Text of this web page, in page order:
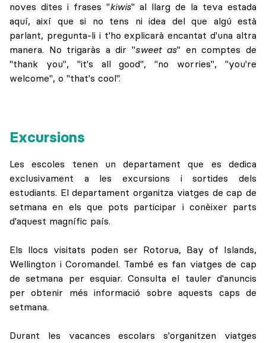
noves dites i frases "kiwis" al llarg de la teva estada
aquí, així que si no tens ni idea del que algú està
parlant, pregunta-li i t'ho explicarà encantat d'una altra
manera. No trigaràs a dir "sweet as" en comptes de
"thank you", "it's all good", "no worries", "you're
welcome", o "that's cool".
Excursions
Les escoles tenen un departament que es dedica
exclusivament a les excursions i sortides dels
estudiants. El departament organitza viatges de cap de
setmana en els que pots participar i conèixer parts
d'aquest magnífic país.
Els llocs visitats poden ser Rotorua, Bay of Islands,
Wellington i Coromandel. També es fan viatges de cap
de setmana per esquiar. Consulta el tauler d'anuncis
per obtenir més informació sobre aquests caps de
setmana.
Durant les vacances escolars s'organitzen viatges